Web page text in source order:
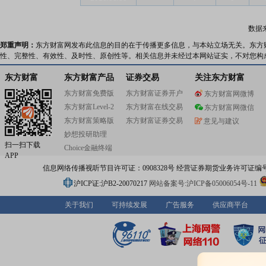
数据
郑重声明： 东方财富网发布此信息的目的在于传播更多信息，与本站立场无关。东
性、完整性、有效性、及时性、原创性等。相关信息并未经过本网站证实，不对您
东方财富
扫一扫下载
APP
东方财富产品
东方财富免费版
东方财富Level-2
东方财富策略版
妙想投研助理
Choice金融终端
证券交易
东方财富证券开户
东方财富在线交易
东方财富证券交易
关注东方财富
东方财富网微博
东方财富网微信
意见与建议
信息网络传播视听节目许可证：0908328号 经营证券期货业务许可证编
沪ICP证:沪B2-20070217 网站备案号:沪ICP备05006054号-11
关于我们 可持续发展 广告服务 供应商平台